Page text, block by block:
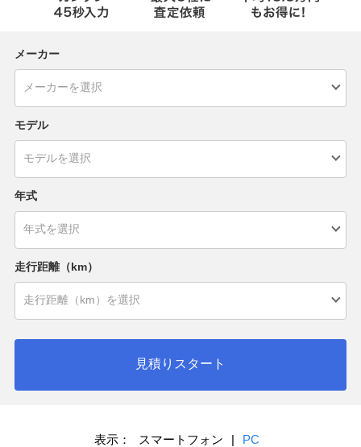
メーカー
モデル
年式
走行距離（km）
見積りスタート
表示： スマートフォン | PC